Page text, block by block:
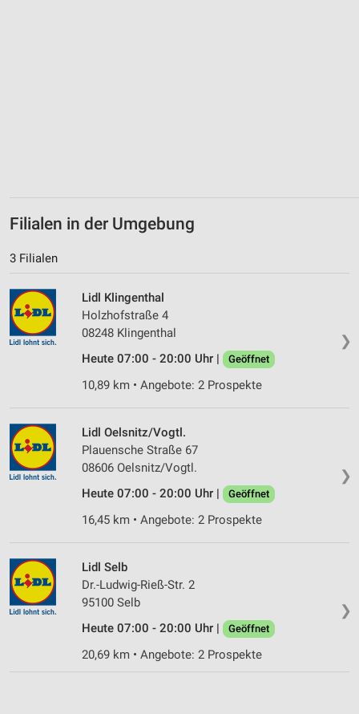
Filialen in der Umgebung
3 Filialen
❯
Lidl Klingenthal
Holzhofstraße 4
08248 Klingenthal
Heute 07:00 - 20:00 Uhr |
Geöffnet
10,89 km • Angebote: 2 Prospekte
❯
Lidl Oelsnitz/Vogtl.
Plauensche Straße 67
08606 Oelsnitz/Vogtl.
Heute 07:00 - 20:00 Uhr |
Geöffnet
16,45 km • Angebote: 2 Prospekte
❯
Lidl Selb
Dr.-Ludwig-Rieß-Str. 2
95100 Selb
Heute 07:00 - 20:00 Uhr |
Geöffnet
20,69 km • Angebote: 2 Prospekte